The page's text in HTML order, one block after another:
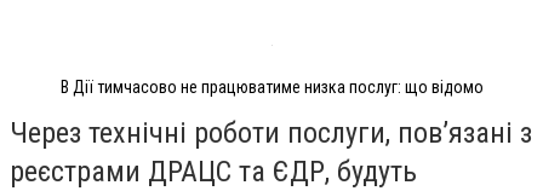
В Дії тимчасово не працюватиме низка послуг: що відомо
Через технічні роботи послуги, пов’язані з
реєстрами ДРАЦС та ЄДР, будуть